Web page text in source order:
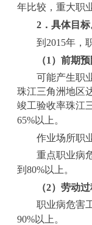
年比较，重大职
2 ．具体目标
到 2015年，
（1 ）前期预
可能产生职业
珠江三角洲地区
竣工验收率珠江
65%以上。
作业场所职业
重点职业病危
到 80%以上。
（2）劳动
职业病危害工
90%以上。